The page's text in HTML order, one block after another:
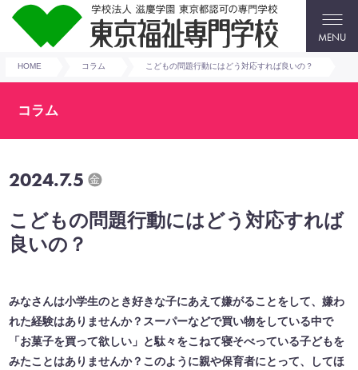
MENU
HOME コラム こどもの問題行動にはどう対応すれば良いの？
コラム
2024.7.5 金
こどもの問題行動にはどう対応すれば
良いの？
みなさんは小学生のとき好きな子にあえて嫌がることをして、嫌わ
れた経験はありませんか？スーパーなどで買い物をしている中で
「お菓子を買って欲しい」と駄々をこねて寝そべっている子どもを
みたことはありませんか？このように親や保育者にとって、してほ